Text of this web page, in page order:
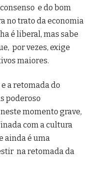
e do bom
no trato da economia
é liberal, mas sabe
por vezes, exige
maiores.
a retomada do
poderoso
momento grave,
com a cultura
ainda é uma
na retomada da